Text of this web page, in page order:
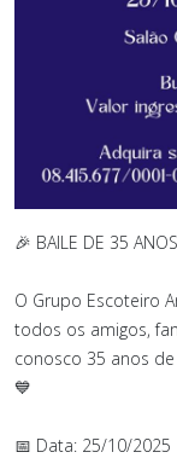
🎉 BAILE DE 35
O Grupo Escoteiro
todos os amigos,
conosco 35 anos
💙
📅 Data: 25/10/2025